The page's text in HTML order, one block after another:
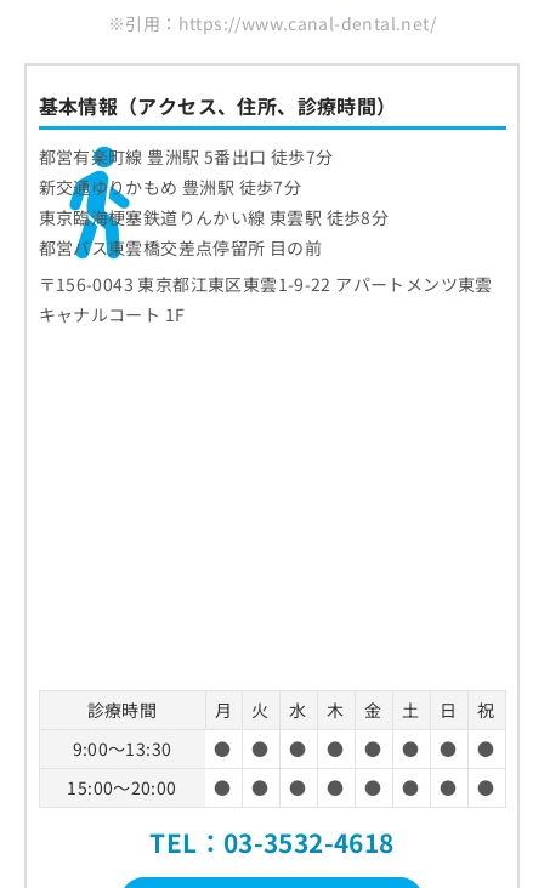
※引用：https://www.canal-dental.net/
基本情報（アクセス、住所、診療時間）
都営有楽町線 豊洲駅 5番出口 徒歩7分
新交通ゆりかもめ 豊洲駅 徒歩7分
東京臨海梗塞鉄道りんかい線 東雲駅 徒歩8分
都営バス東雲橋交差点停留所 目の前
〒156-0043 東京都江東区東雲1-9-22 アパートメンツ東雲
キャナルコート 1F
診療時間 月 火 水 木 金 土 日
祝
9:00～13:30
● ● ● ● ● ● ●
●
15:00～20:00
● ● ● ● ● ● ● ●
TEL：03-3532-4618